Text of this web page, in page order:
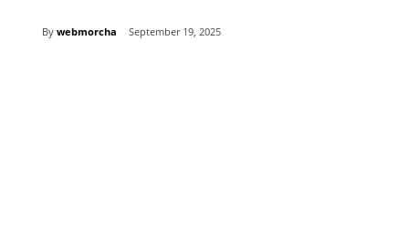
By webmorcha September 19, 2025